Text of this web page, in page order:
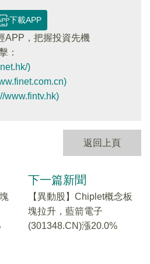
下載APP
APP，把握投資先機
：
)
www.fintv.hk)
返回上頁
下一篇新聞
【異動股】Chiplet概念板
塊拉升，藍箭電子
(301348.CN)漲20.0%